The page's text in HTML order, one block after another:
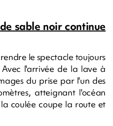
sable noir continue
le spectacle toujours
l'arrivée de la lave à
du prise par l'un des
atteignant l'océan
coulée coupe la route et